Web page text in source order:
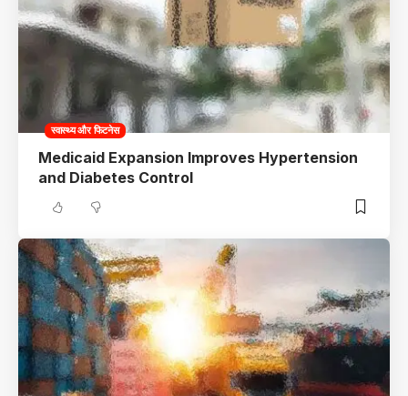
स्वास्थ्य और फिटनेस
Medicaid Expansion Improves Hypertension
and Diabetes Control